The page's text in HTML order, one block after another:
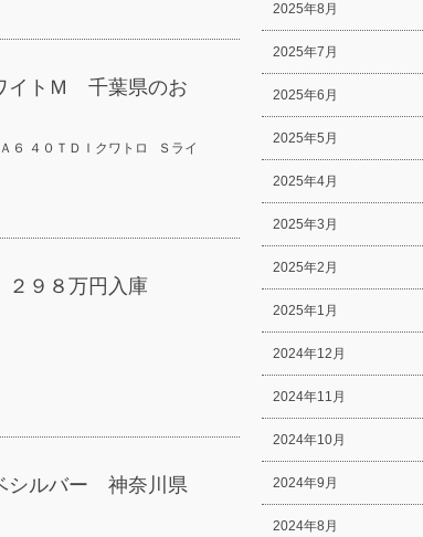
イトＭ 千葉県のお
６ ４０ＴＤＩクワトロ Ｓライ
９８万円入庫
シルバー 神奈川県
2025年8月
2025年7月
2025年6月
2025年5月
2025年4月
2025年3月
2025年2月
2025年1月
2024年12月
2024年11月
2024年10月
2024年9月
2024年8月